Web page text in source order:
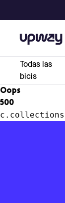
Upway
Todas las
bicis
Oops
500